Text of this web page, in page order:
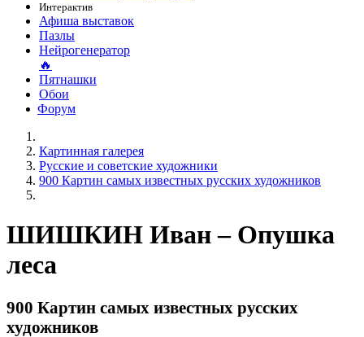
Интерактив
Афиша выставок
Пазлы
Нейрогенератор
🔥
Пятнашки
Обои
Форум
Картинная галерея
Русские и советские художники
900 Картин самых известных русских художников
ШИШКИН Иван – Опушка
леса
900 Картин самых известных русских
художников